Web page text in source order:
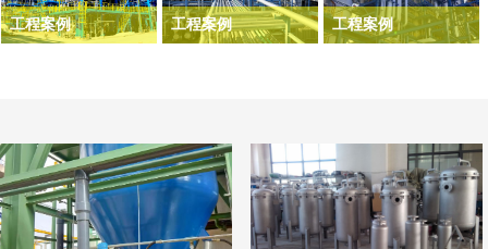
滤，适用于高粘度物料
过滤。
工程案例 工程案例 工程案例
剂，医药活性炭，钯炭
的过滤。